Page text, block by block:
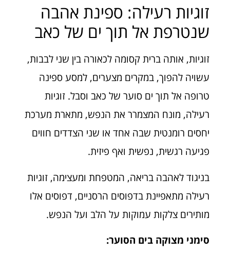
זוגיות רעילה: ספינת אהבה
שנטרפת אל תוך ים של כאב
זוגיות, אותה ברית קסומה לכאורה בין שני לבבות,
עשויה להפוך, במקרים מצערים, למסע ספינה
טרופה אל תוך ים סוער של כאב וסבל. זוגיות
רעילה, מונח המצמרר את הנפש, מתארת מערכת
יחסים רומנטית שבה אחד או שני הצדדים חווים
פגיעה רגשית, נפשית ואף פיזית.
בניגוד לאהבה בריאה, המטפחת ומעצימה, זוגיות
רעילה מתאפיינת בדפוסים הרסניים, דפוסים אלו
מותירים צלקות עמוקות על הלב ועל הנפש.
סימני מצוקה בים הסוער: